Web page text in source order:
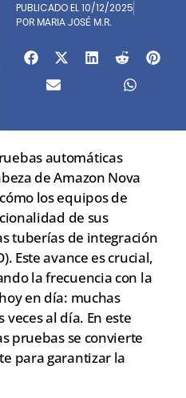
PUBLICADO EL10/12/2025
POR MARIA JOSÉ M.R.
automáticas
de Amazon Nova
los equipos de
de sus
tuberías de integración
Este avance es crucial,
la frecuencia con la
en día: muchas
al día. En este
pruebas se convierte
para garantizar la